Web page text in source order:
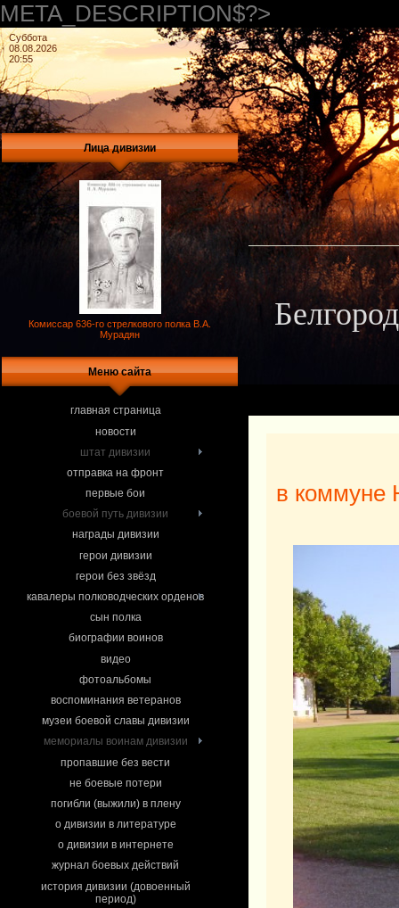
META_DESCRIPTION$?>
Суббота
08.08.2026
20:55
Лица дивизии
Комиссар 636-го стрелкового полка В.А.
Мурадян
Меню сайта
главная страница
новости
штат дивизии
отправка на фронт
первые бои
боевой путь дивизии
награды дивизии
герои дивизии
герои без звёзд
кавалеры полководческих орденов
сын полка
биографии воинов
видео
фотоальбомы
воспоминания ветеранов
музеи боевой славы дивизии
мемориалы воинам дивизии
пропавшие без вести
не боевые потери
погибли (выжили) в плену
о дивизии в литературе
о дивизии в интернете
журнал боевых действий
история дивизии (довоенный
период)
в коммуне